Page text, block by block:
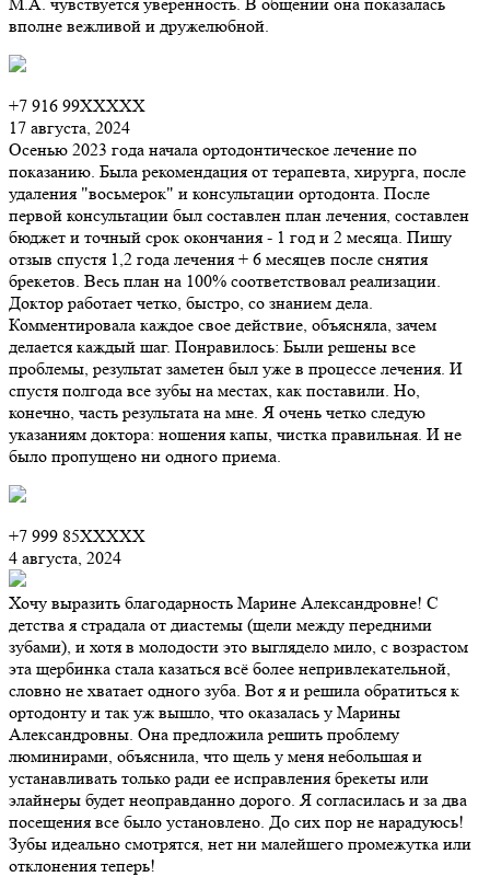
вполне вежливой и дружелюбной.
+7 916 99XXXXX
17 августа, 2024
Осенью 2023 года начала ортодонтическое лечение по
показанию. Была рекомендация от терапевта, хирурга, после
удаления "восьмерок" и консультации ортодонта. После
первой консультации был составлен план лечения, составлен
бюджет и точный срок окончания - 1 год и 2 месяца. Пишу
отзыв спустя 1,2 года лечения + 6 месяцев после снятия
брекетов. Весь план на 100% соответствовал реализации.
Доктор работает четко, быстро, со знанием дела.
Комментировала каждое свое действие, объясняла, зачем
делается каждый шаг. Понравилось: Были решены все
проблемы, результат заметен был уже в процессе лечения. И
спустя полгода все зубы на местах, как поставили. Но,
конечно, часть результата на мне. Я очень четко следую
указаниям доктора: ношения капы, чистка правильная. И не
было пропущено ни одного приема.
+7 999 85XXXXX
4 августа, 2024
Хочу выразить благодарность Марине Александровне! С
детства я страдала от диастемы (щели между передними
зубами), и хотя в молодости это выглядело мило, с возрастом
эта щербинка стала казаться всё более непривлекательной,
словно не хватает одного зуба. Вот я и решила обратиться к
ортодонту и так уж вышло, что оказалась у Марины
Александровны. Она предложила решить проблему
люминирами, объяснила, что щель у меня небольшая и
устанавливать только ради ее исправления брекеты или
элайнеры будет неоправданно дорого. Я согласилась и за два
посещения все было установлено. До сих пор не нарадуюсь!
Зубы идеально смотрятся, нет ни малейшего промежутка или
отклонения теперь!